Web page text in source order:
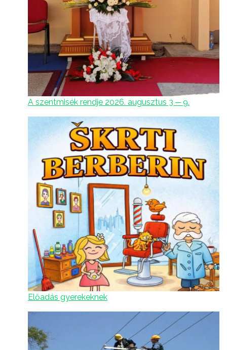
A szentmisék rendje 2026. augusztus 3 ─ 9.
Előadás gyerekeknek